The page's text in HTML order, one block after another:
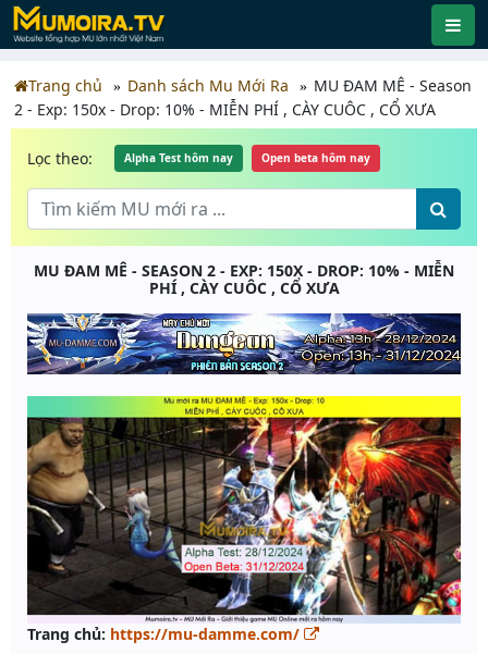
Trang chủ Danh sách Mu Mới Ra
MU ĐAM MÊ - Season
2 - Exp: 150x - Drop: 10% - MIỄN PHÍ , CÀY CUÔC , CỔ XƯA
Lọc theo: Alpha Test hôm nay Open beta hôm nay
MU ĐAM MÊ - SEASON 2 - EXP: 150X - DROP: 10% - MIỄN
PHÍ , CÀY CUÔC , CỔ XƯA
Trang chủ: https://mu-damme.com/